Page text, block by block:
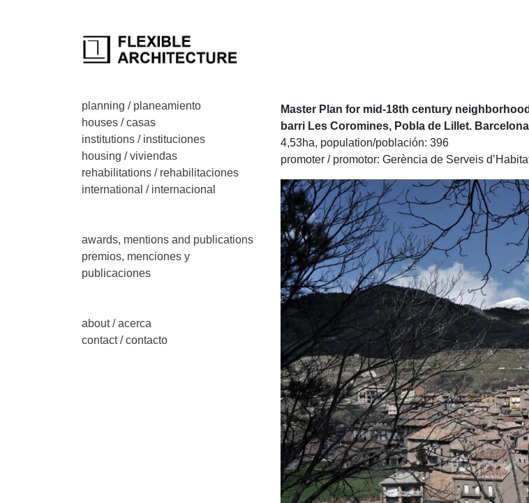
flexiblearchitecture
planning / planeamiento
houses / casas
institutions / instituciones
housing / viviendas
rehabilitations / rehabilitaciones
international / internacional
awards, mentions and publications
premios, menciones y
publicaciones
about / acerca
contact / contacto
Pobla de Lillet
Master Plan for mid-18th century
barri Les Coromines, Pobla de Lillet.
4,53ha, population/población: 396
promoter / promotor: Gerència de Serveis